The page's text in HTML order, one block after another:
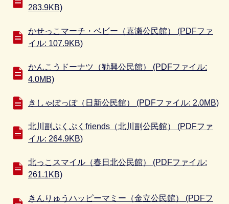
283.9KB)
かせっこマーチ・ベビー（嘉瀬公民館） (PDFファ
イル: 107.9KB)
かんこうドーナツ（勧興公民館） (PDFファイル:
4.0MB)
きしゃぽっぽ（日新公民館） (PDFファイル: 2.0MB)
北川副ぷくぷくfriends（北川副公民館） (PDFファ
イル: 264.9KB)
北っこスマイル（春日北公民館） (PDFファイル:
261.1KB)
きんりゅうハッピーマミー（金立公民館） (PDFフ